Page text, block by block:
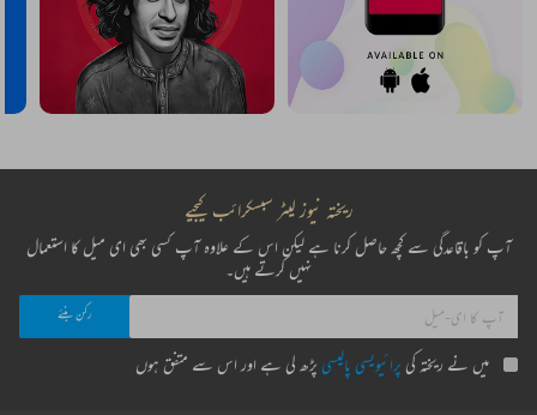
ریختہ نیوز لیٹر سبسکرائب کیجیے
آپ کو باقاعدگی سے کچھ حاصل کرنا ہے لیکن اس کے علاوہ آپ کسی بھی ای میل کا استعمال
نہیں کرتے ہیں۔
میں نے ریختہ کی پرائیویسی پالیسی پڑھ لی ہے اور اس سے متفق ہوں